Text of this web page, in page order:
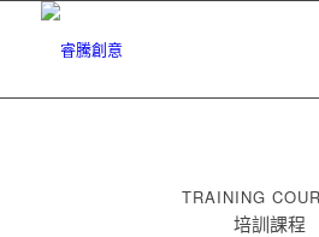
TRAINING
培訓課程